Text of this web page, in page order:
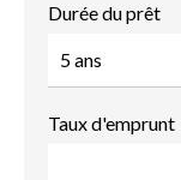
Durée du prêt
Taux d'emprunt